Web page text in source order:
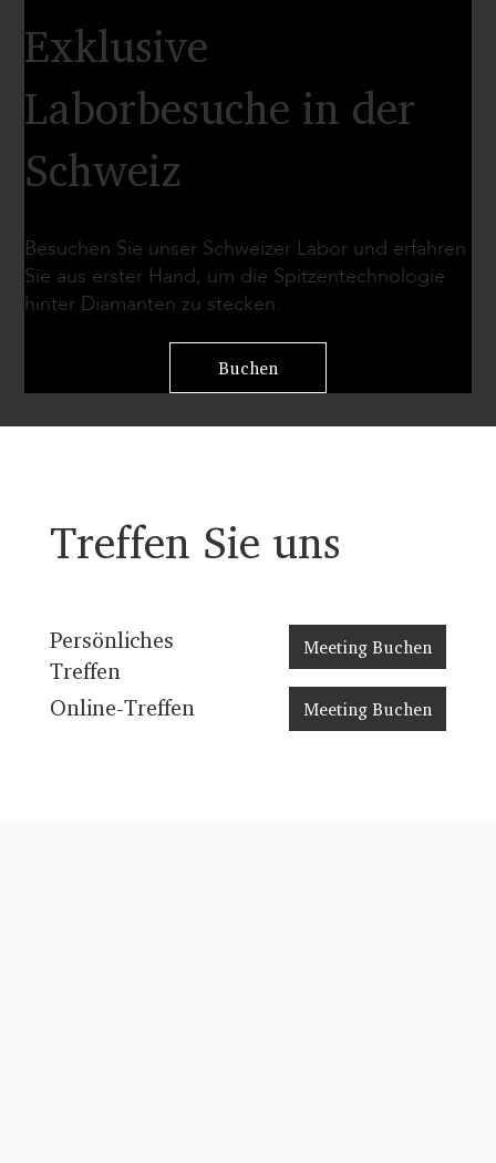
Exklusive
Laborbesuche in der
Schweiz
Besuchen Sie unser Schweizer Labor und erfahren
Sie aus erster Hand, um die Spitzentechnologie
hinter Diamanten zu stecken.
Buchen
Meeting Buchen
Persönliches
Treffen
Meeting Buchen
Online-Treffen
Treffen Sie uns